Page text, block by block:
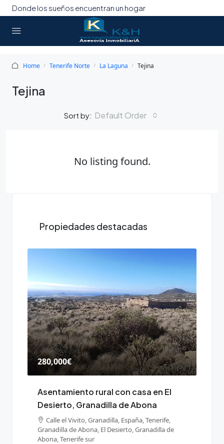
Donde los sueños encuentran un hogar
Home Tenerife Norte La Laguna Tejina
Tejina
Sort by: Default Order
No listing found.
Propiedades destacadas
280,000€
Asentamiento rural con casa en El
Desierto, Granadilla de Abona
Calle el Vivito, Granadilla, España, Tenerife,
Granadilla de Abona, El Desierto, Granadilla de
Abona, Tenerife sur